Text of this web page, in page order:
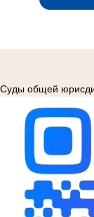
Суды общей